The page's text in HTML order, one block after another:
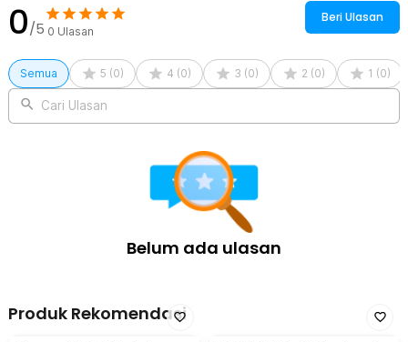
0/5 0 Ulasan
Beri Ulasan
Semua 5 (0) 4 (0) 3 (0) 2 (0) 1 (0)
Cari Ulasan
Belum ada ulasan
Produk Rekomendasi